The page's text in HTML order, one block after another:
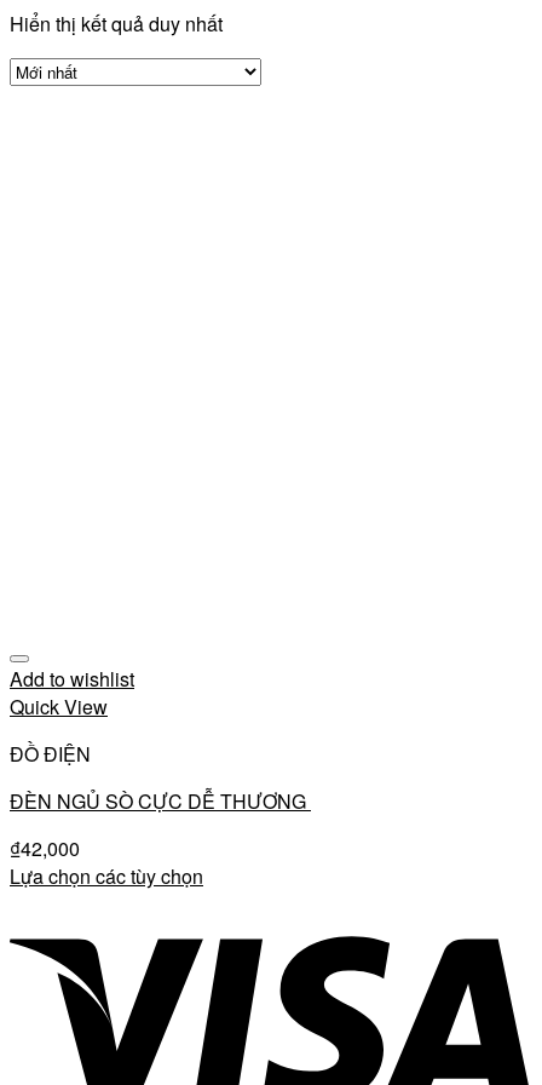
Hiển thị kết quả duy nhất
Add to wishlist
Quick View
ĐỒ ĐIỆN
ĐÈN NGỦ SÒ CỰC DỄ THƯƠNG
₫42,000
Lựa chọn các tùy chọn